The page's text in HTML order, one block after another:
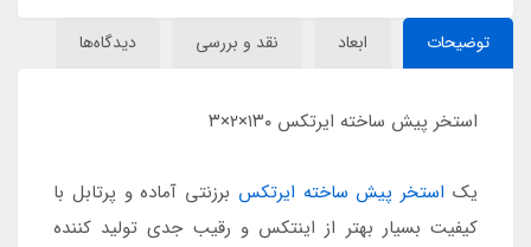
توضیحات ابعاد نقد و بررسی دیدگاه‌ها
استخر پیش ساخته ایرتکس ۱۳۰×۲×۳
یک استخر پیش ساخته ایرتکس برزنتی آماده و پرتابل با
کیفیت بسیار بهتر از اینتکس و رقیب جدی تولید کننده